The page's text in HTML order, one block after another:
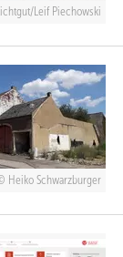
Lichtgut/Leif Piechowski
Heiko Schwarzburger